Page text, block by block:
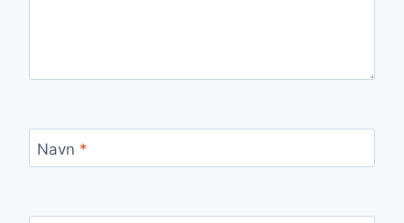
Navn *